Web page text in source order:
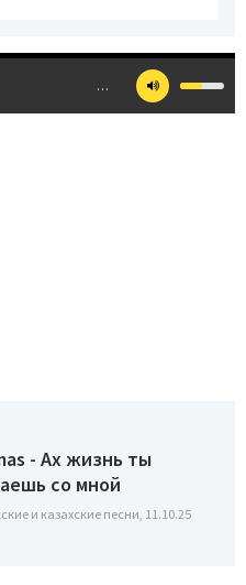
…
- Ax жизнь ты
со мной
и казахские песни, 11.10.25